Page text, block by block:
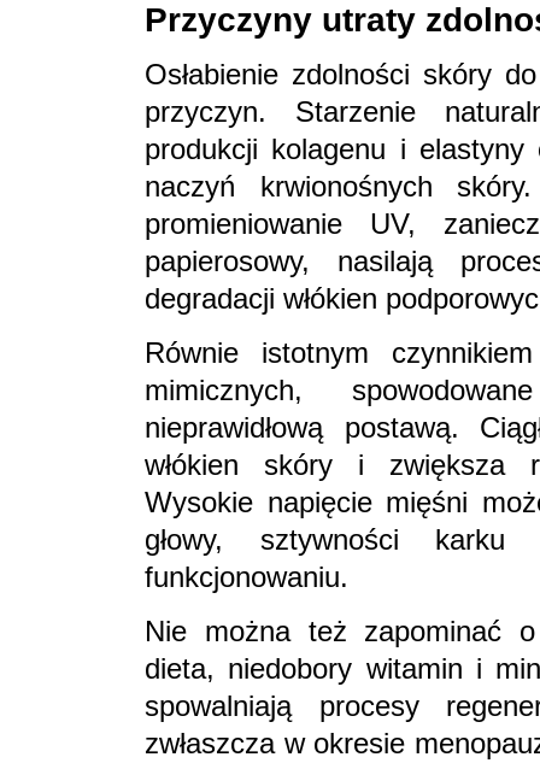
Przyczyny utraty
Osłabienie zdolności skóry
przyczyn. Starzenie
produkcji kolagenu i
naczyń krwionośnych
promieniowanie UV,
papierosowy, nasilają
degradacji włókien
Równie istotnym
mimicznych,
nieprawidłową postawą.
włókien skóry i zwiększa
Wysokie napięcie mięśni
głowy, sztywności
funkcjonowaniu.
Nie można też zapominać o
dieta, niedobory witamin i
spowalniają procesy
zwłaszcza w okresie